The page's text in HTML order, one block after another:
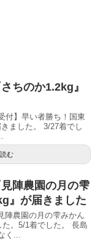
ちのか1.2kg』
付】早い者勝ち！国東
ました。 3/27着でし
む
陣農園の月の雫
』が届きました
陣農園の月の雫みかん
た。5/1着でした。 長島
く...